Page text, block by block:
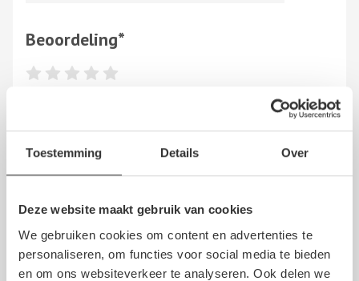
Toestemming Details Over
Deze website maakt gebruik van cookies
We gebruiken cookies om content en advertenties te
personaliseren, om functies voor social media te bieden
en om ons websiteverkeer te analyseren. Ook delen we
Beoordeling*
Hierbij bevestig ik dat de review is gebaseerd op mijn eigen
ervaring en ik heb geen vergoeding en/of andere giften,
een beoordeling zijn de Algemene Voorwaarden van NoQ
B.V. van overeenkomstige toepassing.